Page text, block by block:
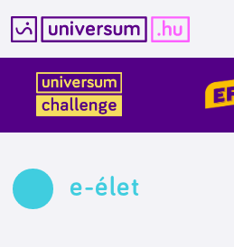
tartalomba
e-élet